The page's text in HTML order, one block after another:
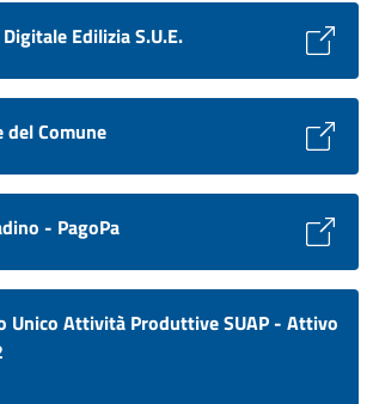
Edilizia S.U.E.
Comune
- PagoPa
Unico Attività Produttive SUAP - Attivo